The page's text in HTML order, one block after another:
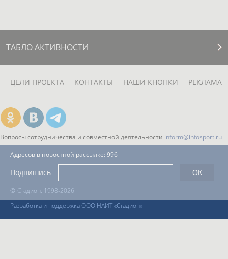
ТАБЛО АКТИВНОСТИ
ЦЕЛИ ПРОЕКТА КОНТАКТЫ НАШИ КНОПКИ РЕКЛАМА
Вопросы сотрудничества и совместной деятельности inform@infosport.ru
© Стадион, 1998-2026
Разработка и поддержка ООО НАИТ «Стадион»
Адресов в новостной рассылке: 996
Подпишись